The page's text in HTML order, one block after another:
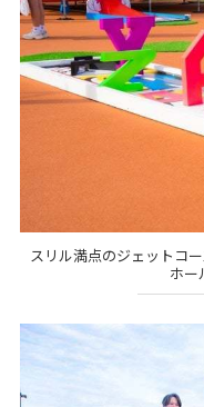
スリル満点のジェットコ
ホー